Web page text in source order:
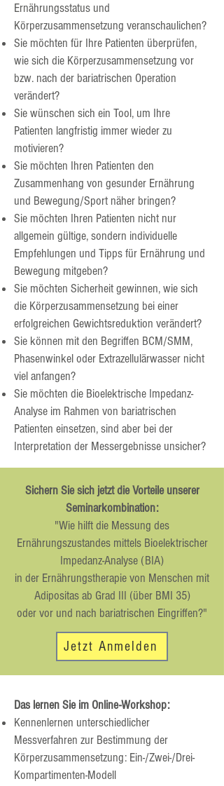
Ernährungsstatus und
Körperzusammensetzung veranschaulichen?
Sie möchten für Ihre Patienten überprüfen,
wie sich die Körperzusammensetzung vor
bzw. nach der bariatrischen Operation
verändert?
Sie wünschen sich ein Tool, um Ihre
Patienten langfristig immer wieder zu
motivieren?
Sie möchten Ihren Patienten den
Zusammenhang von gesunder Ernährung
und Bewegung/Sport näher bringen?
Sie möchten Ihren Patienten nicht nur
allgemein gültige, sondern individuelle
Empfehlungen und Tipps für Ernährung und
Bewegung mitgeben?
Sie möchten Sicherheit gewinnen, wie sich
die Körperzusammensetzung bei einer
erfolgreichen Gewichtsreduktion verändert?
Sie können mit den Begriffen BCM/SMM,
Phasenwinkel oder Extrazellulärwasser nicht
viel anfangen?
Sie möchten die Bioelektrische Impedanz-
Analyse im Rahmen von bariatrischen
Patienten einsetzen, sind aber bei der
Interpretation der Messergebnisse unsicher?
​Sichern Sie sich jetzt die Vorteile unserer
Seminarkombination:
"Wie hilft die Messung des
Ernährungszustandes mittels Bioelektrischer
Impedanz-Analyse (BIA)
in der Ernährungstherapie von Menschen mit
Adipositas ab Grad III (über BMI 35)
oder vor und nach bariatrischen Eingriffen?"
Jetzt Anmelden
Das lernen Sie im Online-Workshop:
Kennenlernen unterschiedlicher
Messverfahren zur Bestimmung der
Körperzusammensetzung: Ein-/Zwei-/Drei-
Kompartimenten-Modell